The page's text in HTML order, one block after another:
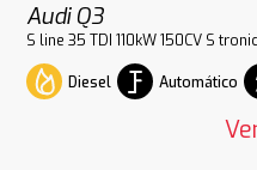
Audi Q3
S line 35 TDI 110kW 150CV S tronic
Diesel Automático